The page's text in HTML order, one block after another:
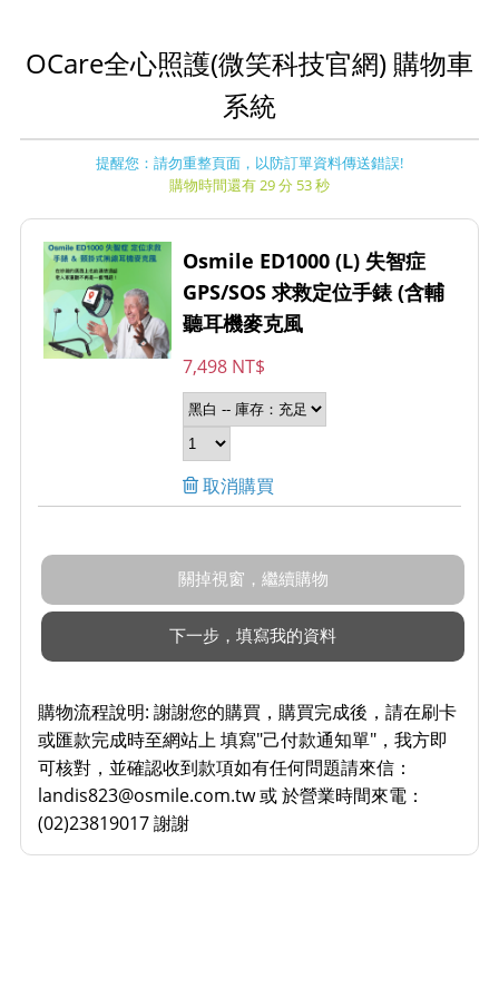
OCare全心照護(微笑科技官網) 購物車
系統
提醒您：請勿重整頁面，以防訂單資料傳送錯誤!
購物時間還有 29 分 53 秒
Osmile ED1000 (L) 失智症
GPS/SOS 求救定位手錶 (含輔
聽耳機麥克風
7,498 NT$
取消購買
購物流程說明: 謝謝您的購買，購買完成後，請在刷卡
或匯款完成時至網站上 填寫"己付款通知單"，我方即
可核對，並確認收到款項如有任何問題請來信：
landis823@osmile.com.tw 或 於營業時間來電：
(02)23819017 謝謝